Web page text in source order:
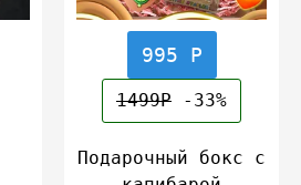
995 Р
1499Р -33%
Подарочный бокс с